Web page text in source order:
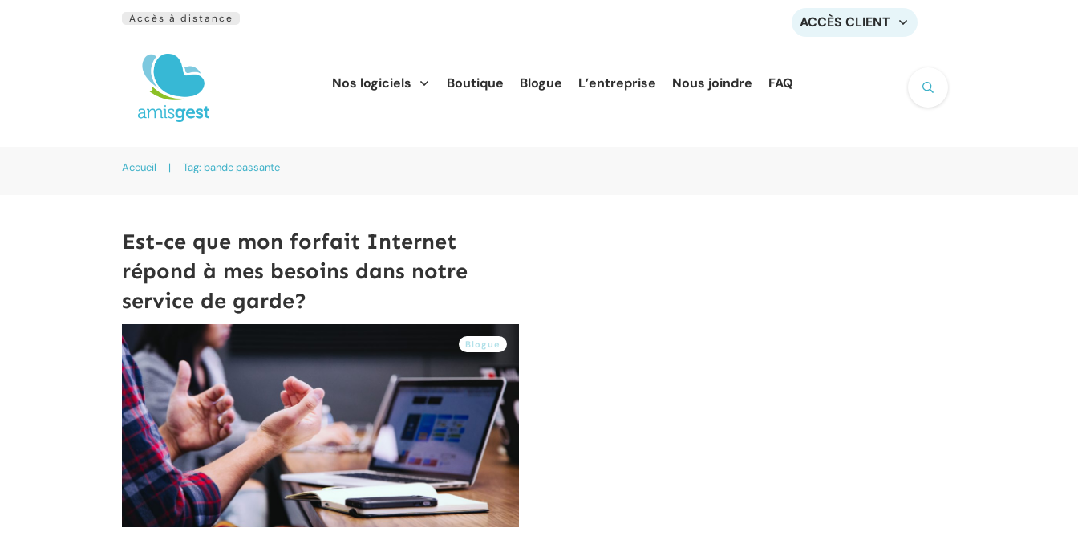
Accès à distance ACCÈS CLIENT
Nos logiciels Boutique Blogue L’entreprise Nous joindre FAQ
Accueil | Tag: bande passante
Est-ce que mon forfait Internet
répond à mes besoins dans notre
service de garde?
Blogue